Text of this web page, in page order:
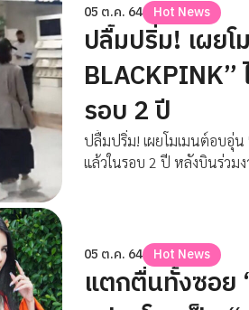
05 ต.ค. 64 Hot News
ปลื้มปริ่ม! เผย
BLACKPINK”
รอบ 2 ปี
ปลื้มปริ่ม! เผยโมเมนต์อบอุ่น
แล้วในรอบ 2 ปี หลังบินร่วม
05 ต.ค. 64 Hot News
แตกตื่นทั้งซอย